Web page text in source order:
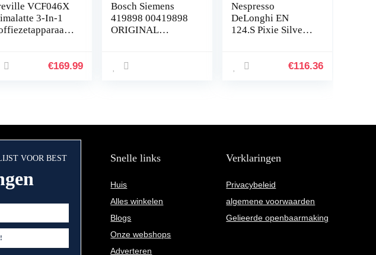
VCF046X
3-In-1
€169.99
Bosch Siemens
419898 00419898
ORIGINAL
bijv. Benvenuto
S75 koffieautomaat
Nespresso
DeLonghi EN
124.S Pixie Silver
Zijpanelen van
€116.36
VOOR BEST Snelle links
Huis
Alles winkelen
Blogs
Onze webshops
Adverteren
Verklaringen
Privacybeleid
algemene voorwaarden
Gelieerde openbaarmaking